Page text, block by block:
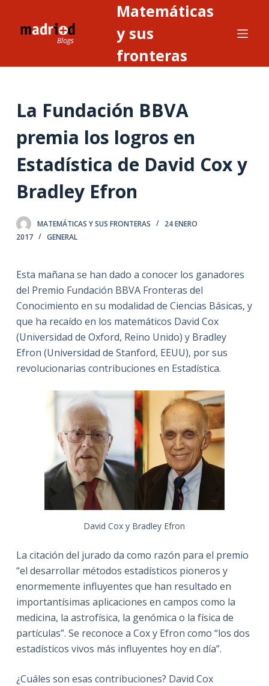
n
Matemáticas
y sus
fronteras
La Fundación BBVA
premia los logros en
Estadística de David Cox y
Bradley Efron
MATEMÁTICAS Y SUS FRONTERAS
24 ENERO
2017
GENERAL
Esta mañana se han dado a conocer los ganadores
del Premio Fundación BBVA Fronteras del
Conocimiento en su modalidad de Ciencias Básicas, y
que ha recaído en los matemáticos David Cox
(Universidad de Oxford, Reino Unido) y Bradley
Efron (Universidad de Stanford, EEUU), por sus
revolucionarias contribuciones en Estadística.
David Cox y Bradley Efron
La citación del jurado da como razón para el premio
“el desarrollar métodos estadísticos pioneros y
enormemente influyentes que han resultado en
importantísimas aplicaciones en campos como la
medicina, la astrofísica, la genómica o la física de
partículas”. Se reconoce a Cox y Efron como “los dos
estadísticos vivos más influyentes hoy en día”.
¿Cuáles son esas contribuciones? David Cox